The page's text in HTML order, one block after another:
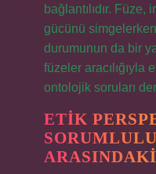
bağlantılıdır. Füze,
gücünü
durumunun da bir
füzeler aracılığıyla
ontolojik soruları
ETIK